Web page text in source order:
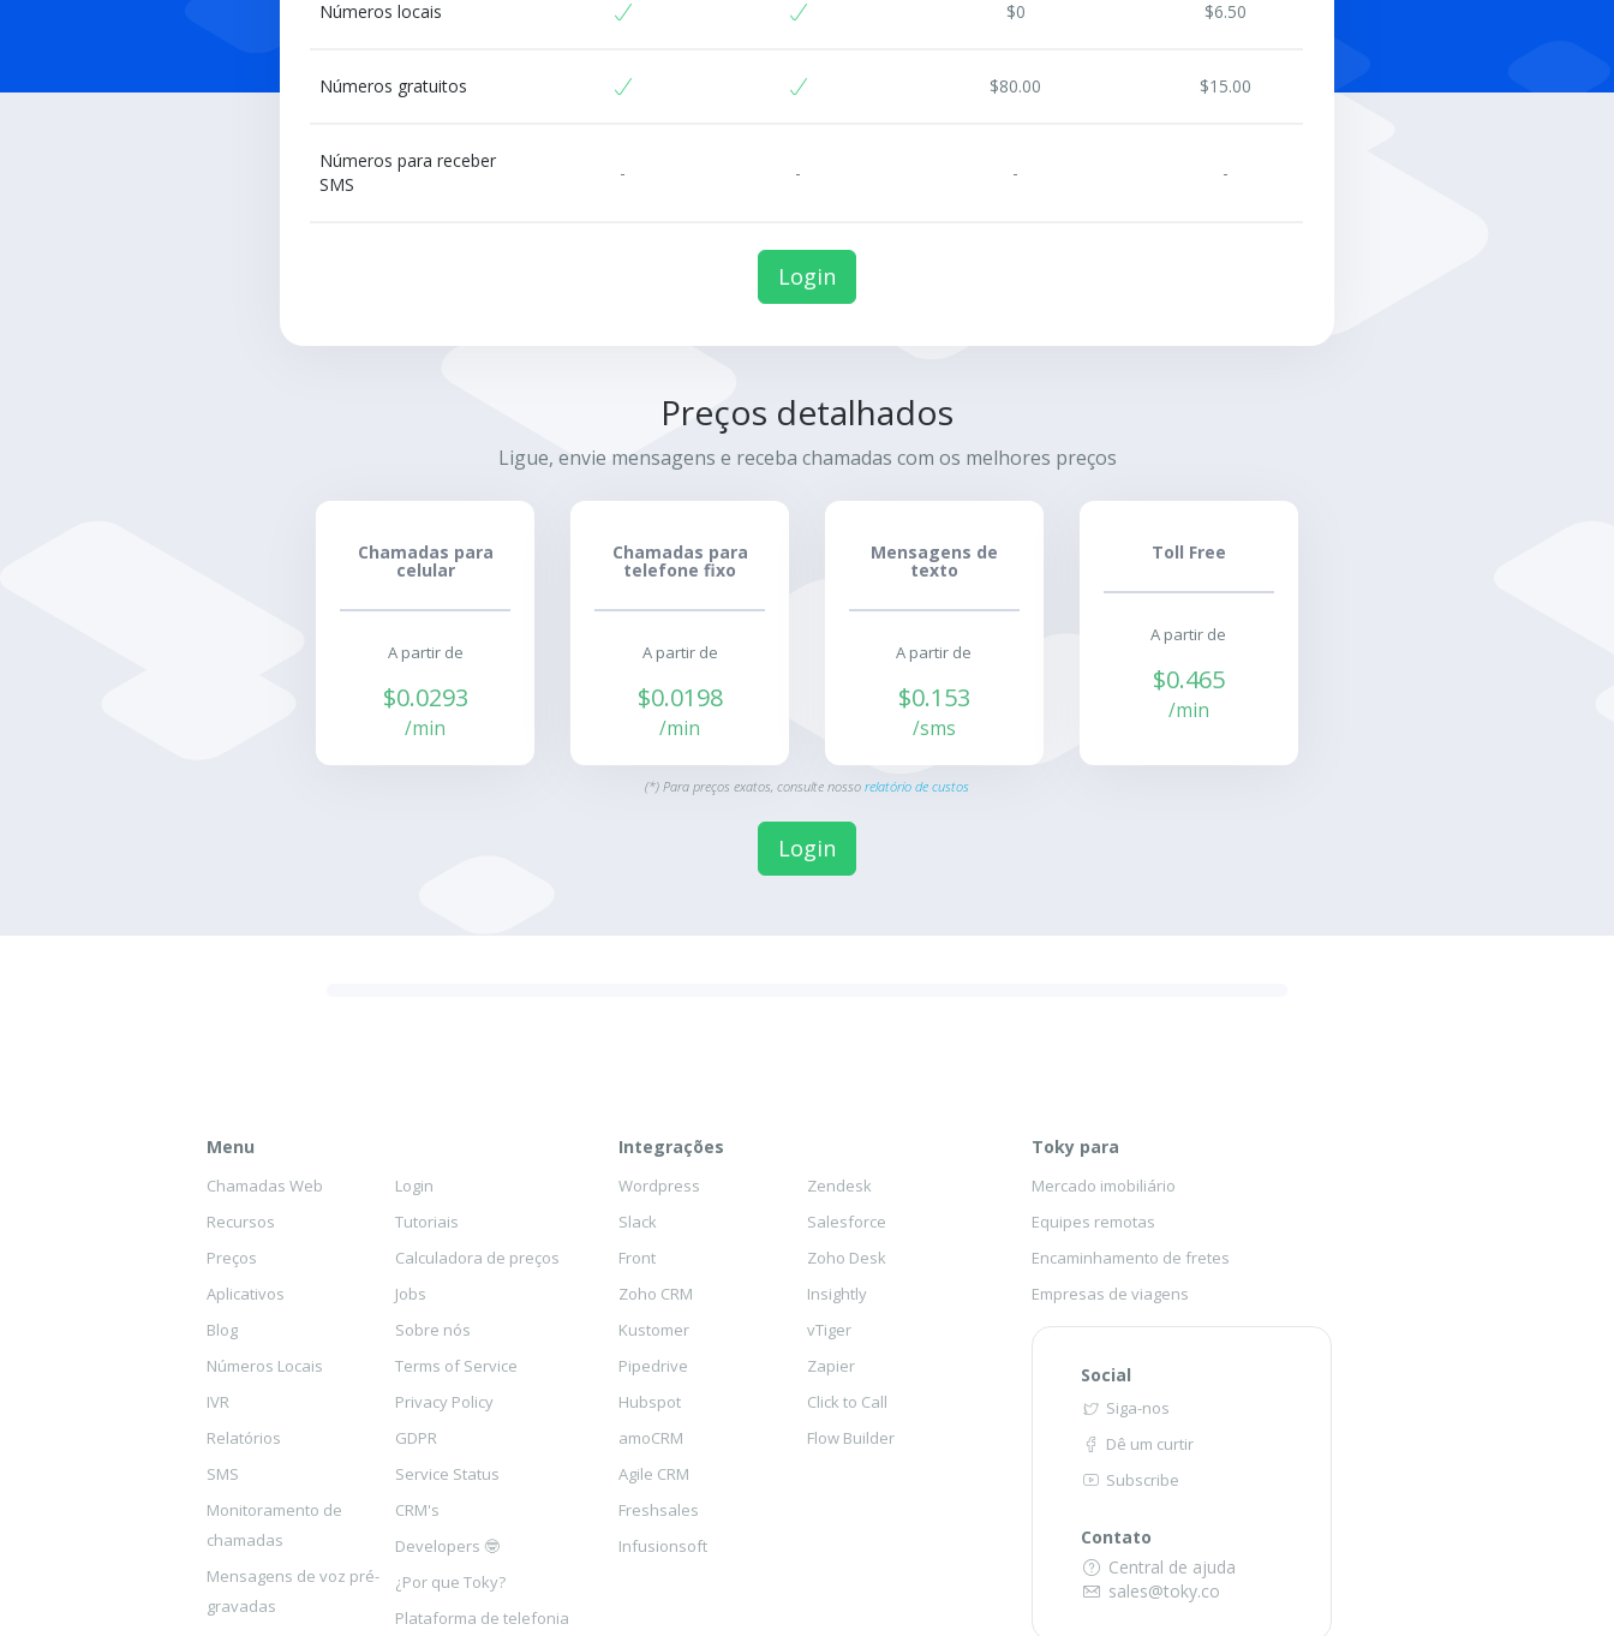
Números locais $0 $6.50
Números gratuitos $80.00 $15.00
Números para receber
SMS
- - - -
Login
Preços detalhados
Ligue, envie mensagens e receba chamadas com os melhores preços
Chamadas para
celular
A partir de
$0.0293
/min
Chamadas para
telefone fixo
A partir de
$0.0198
/min
Mensagens de
texto
A partir de
$0.153
/sms
Toll Free
A partir de
$0.465
/min
(*) Para preços exatos, consulte nosso relatório de custos
Login
Menu
Chamadas Web
Recursos
Preços
Aplicativos
Blog
Números Locais
IVR
Relatórios
SMS
Monitoramento de
chamadas
Mensagens de voz pré-
gravadas
Login
Tutoriais
Calculadora de preços
Jobs
Sobre nós
Terms of Service
Privacy Policy
GDPR
Service Status
CRM's
Developers 🤓
¿Por que Toky?
Plataforma de telefonia
Integrações
Wordpress
Slack
Front
Zoho CRM
Kustomer
Pipedrive
Hubspot
amoCRM
Agile CRM
Freshsales
Infusionsoft
Zendesk
Salesforce
Zoho Desk
Insightly
vTiger
Zapier
Click to Call
Flow Builder
Toky para
Mercado imobiliário
Equipes remotas
Encaminhamento de fretes
Empresas de viagens
Social
Siga-nos
Dê um curtir
Subscribe
Contato
Central de ajuda
sales@toky.co